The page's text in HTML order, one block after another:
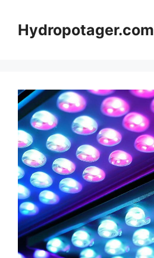
contenuHydropotager.com